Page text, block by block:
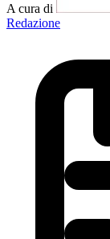
A cura di
Redazione